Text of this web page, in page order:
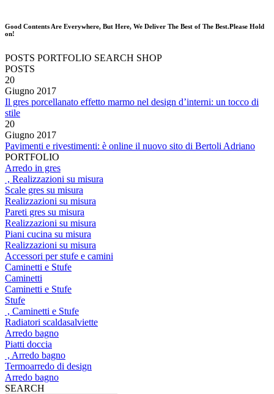
Good Contents Are Everywhere, But Here, We Deliver The Best of The Best.Please Hold
on!
POSTS PORTFOLIO SEARCH SHOP
POSTS
20
Giugno 2017
Il gres porcellanato effetto marmo nel design d’interni: un tocco di
stile
20
Giugno 2017
Pavimenti e rivestimenti: è online il nuovo sito di Bertoli Adriano
PORTFOLIO
Arredo in gres
, Realizzazioni su misura
Scale gres su misura
Realizzazioni su misura
Pareti gres su misura
Realizzazioni su misura
Piani cucina su misura
Realizzazioni su misura
Accessori per stufe e camini
Caminetti e Stufe
Caminetti
Caminetti e Stufe
Stufe
, Caminetti e Stufe
Radiatori scaldasalviette
Arredo bagno
Piatti doccia
, Arredo bagno
Termoarredo di design
Arredo bagno
SEARCH